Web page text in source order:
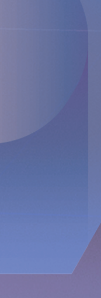
Presentationen sker
eller audiosändning
https://
VP Operations &
För ytterligare
Nicole Pehrsson,
Telefon (CH): +41
Implantica är noterat
Growth Market i